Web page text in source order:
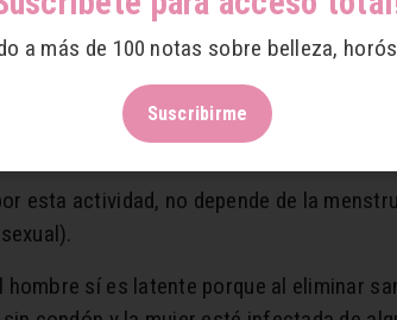
de embarazo, pues el óvulo madura 12
pero otras tienen dolor, aun sin
importante en la pareja es responder
esta actividad, no depende de la
sí es latente porque al eliminar
a más de 100 notas sobre belleza,
Suscribirme